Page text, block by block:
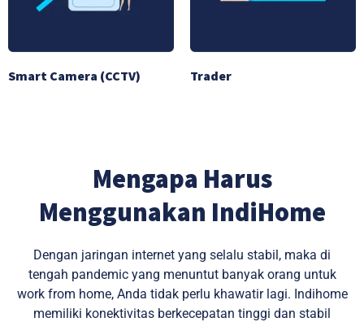
Smart Camera (CCTV) Trader
Mengapa Harus
Menggunakan IndiHome
Dengan jaringan internet yang selalu stabil, maka di
tengah pandemic yang menuntut banyak orang untuk
work from home, Anda tidak perlu khawatir lagi. Indihome
memiliki konektivitas berkecepatan tinggi dan stabil